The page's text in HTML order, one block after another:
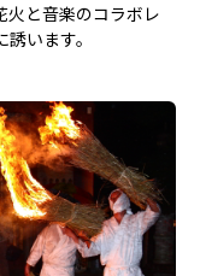
火と音楽のコラボレ
います。